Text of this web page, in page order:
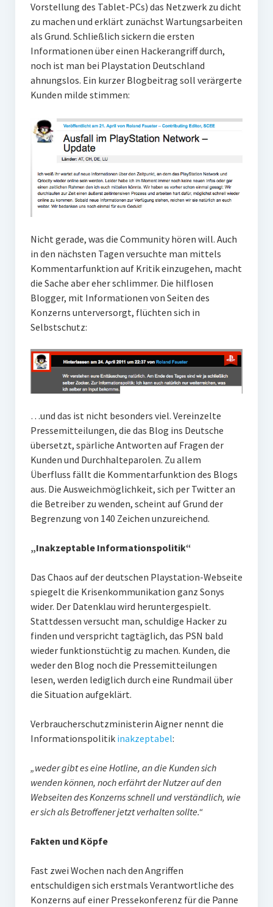
Vorstellung des Tablet-PCs) das Netzwerk zu dicht
zu machen und erklärt zunächst Wartungsarbeiten
als Grund. Schließlich sickern die ersten
Informationen über einen Hackerangriff durch,
noch ist man bei Playstation Deutschland
ahnungslos. Ein kurzer Blogbeitrag soll verärgerte
Kunden milde stimmen:
Nicht gerade, was die Community hören will. Auch
in den nächsten Tagen versuchte man mittels
Kommentarfunktion auf Kritik einzugehen, macht
die Sache aber eher schlimmer. Die hilflosen
Blogger, mit Informationen von Seiten des
Konzerns unterversorgt, flüchten sich in
Selbstschutz:
…und das ist nicht besonders viel. Vereinzelte
Pressemitteilungen, die das Blog ins Deutsche
übersetzt, spärliche Antworten auf Fragen der
Kunden und Durchhalteparolen. Zu allem
Überfluss fällt die Kommentarfunktion des Blogs
aus. Die Ausweichmöglichkeit, sich per Twitter an
die Betreiber zu wenden, scheint auf Grund der
Begrenzung von 140 Zeichen unzureichend.
„Inakzeptable Informationspolitik“
Das Chaos auf der deutschen Playstation-Webseite
spiegelt die Krisenkommunikation ganz Sonys
wider. Der Datenklau wird heruntergespielt.
Stattdessen versucht man, schuldige Hacker zu
finden und verspricht tagtäglich, das PSN bald
wieder funktionstüchtig zu machen. Kunden, die
weder den Blog noch die Pressemitteilungen
lesen, werden lediglich durch eine Rundmail über
die Situation aufgeklärt.
Verbraucherschutzministerin Aigner nennt die
Informationspolitik inakzeptabel:
„weder gibt es eine Hotline, an die Kunden sich
wenden können, noch erfährt der Nutzer auf den
Webseiten des Konzerns schnell und verständlich, wie
er sich als Betroffener jetzt verhalten sollte.“
Fakten und Köpfe
Fast zwei Wochen nach den Angriffen
entschuldigen sich erstmals Verantwortliche des
Konzerns auf einer Pressekonferenz für die Panne